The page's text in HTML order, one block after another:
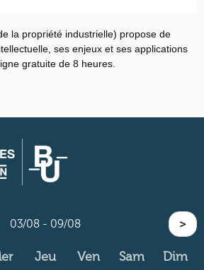
la propriété industrielle) propose de
ses enjeux et ses applications
gratuite de 8 heures.
>
03/08 - 09/08
Jeu Ven Sam Dim